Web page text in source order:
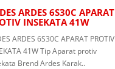
ARDES 6S30C APARAT
INSEKATA 41W
ARDES 6S30C APARAT PROTIV
41W Tip Aparat protiv
Brend Ardes Karak..